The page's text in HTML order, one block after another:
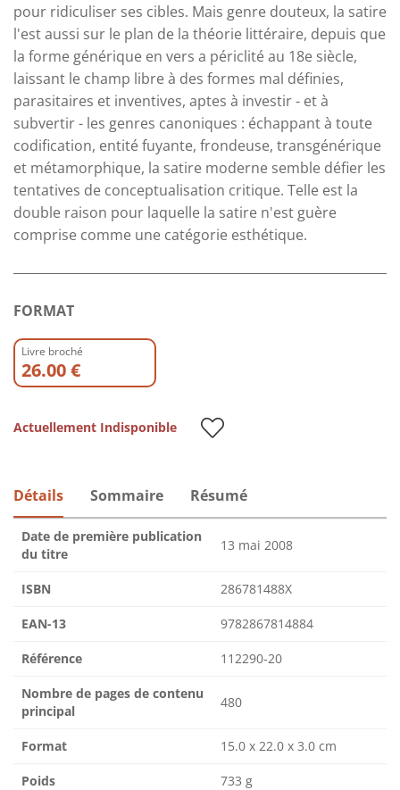
pour ridiculiser ses cibles. Mais genre douteux, la satire
l'est aussi sur le plan de la théorie littéraire, depuis que
la forme générique en vers a périclité au 18e siècle,
laissant le champ libre à des formes mal définies,
parasitaires et inventives, aptes à investir - et à
subvertir - les genres canoniques : échappant à toute
codification, entité fuyante, frondeuse, transgénérique
et métamorphique, la satire moderne semble défier les
tentatives de conceptualisation critique. Telle est la
double raison pour laquelle la satire n'est guère
comprise comme une catégorie esthétique.
FORMAT
Livre broché
26.00 €
Actuellement Indisponible
Détails Sommaire Résumé
Date de première publication
du titre
13 mai 2008
ISBN 286781488X
EAN-13 9782867814884
Référence 112290-20
Nombre de pages de contenu
principal
480
Format 15.0 x 22.0 x 3.0 cm
Poids 733 g